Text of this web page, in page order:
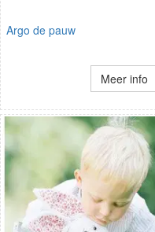
Argo de pauw
Meer info